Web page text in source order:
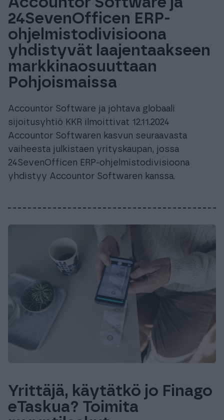
24SevenOfficen ERP-
ohjelmistodivisioona
yhdistyvät laajentaakseen
markkinaosuuttaan
Pohjoismaissa
Accountor Software ja johtava globaali
sijoitusyhtiö KKR ilmoittivat 12.11.2024
Accountor Softwaren kasvun seuraavasta
vaiheesta julkistaen yrityskaupan, jossa
24SevenOfficen ERP-ohjelmistodivisioona
yhdistyy Accountor Softwaren kanssa.
Yrittäjä, käytätkö jo Finago
eTaskua? Toimita